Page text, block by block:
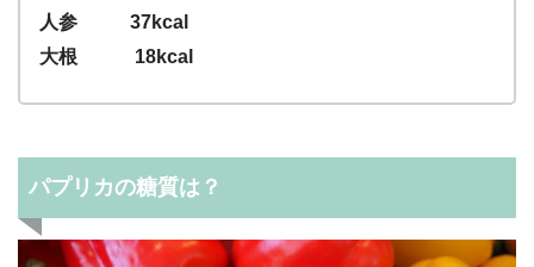
人参 37kcal
大根 18kcal
パプリカの糖質は？